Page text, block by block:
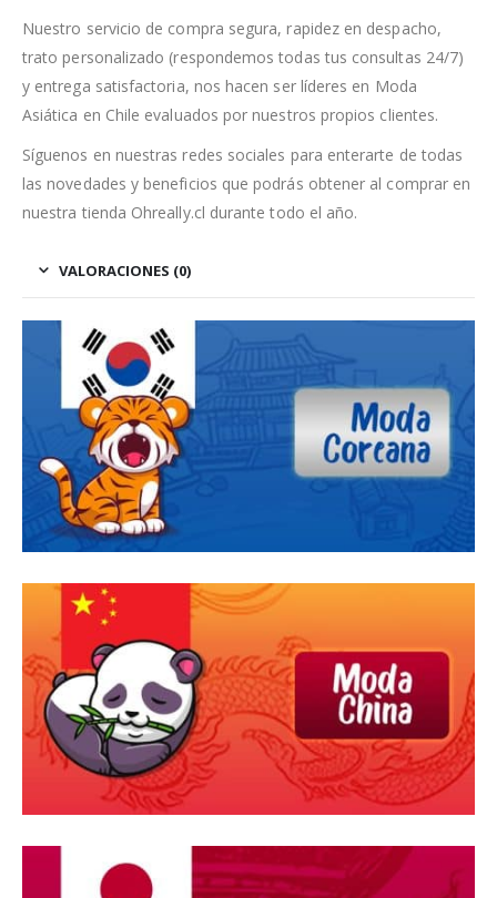
Nuestro servicio de compra segura, rapidez en despacho,
trato personalizado (respondemos todas tus consultas 24/7)
y entrega satisfactoria, nos hacen ser líderes en Moda
Asiática en Chile evaluados por nuestros propios clientes.
Síguenos en nuestras redes sociales para enterarte de todas
las novedades y beneficios que podrás obtener al comprar en
nuestra tienda Ohreally.cl durante todo el año.
VALORACIONES (0)